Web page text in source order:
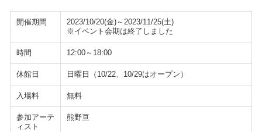
開催期間
2023/10/20(金)～2023/11/25(土)
※イベント会期は終了しました
時間 12:00～18:00
休館日 日曜日（10/22、10/29はオープン）
入場料 無料
参加アーテ
ィスト
熊野亘